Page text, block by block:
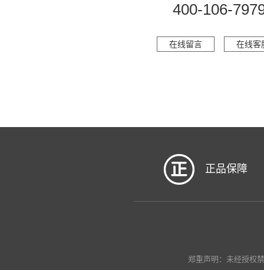
400-106-
在线留言 在线客
正品保障
郑重声明：未经授权